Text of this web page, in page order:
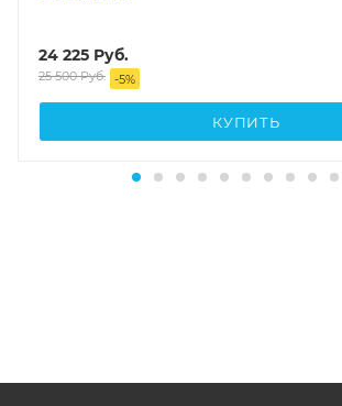
24 225 Руб.
25 500Руб. -5%
КУПИТЬ